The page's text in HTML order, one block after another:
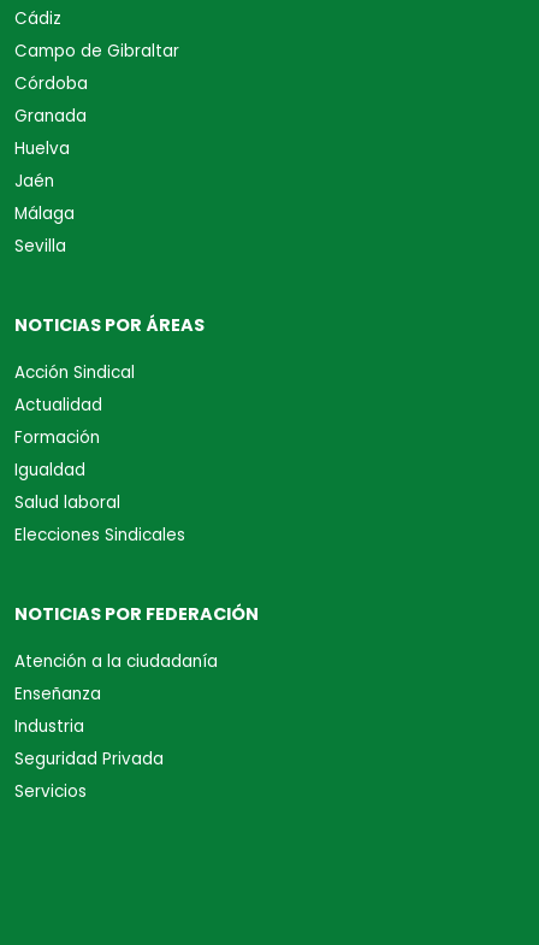
Cádiz
Campo de Gibraltar
Córdoba
Granada
Huelva
Jaén
Málaga
Sevilla
NOTICIAS POR ÁREAS
Acción Sindical
Actualidad
Formación
Igualdad
Salud laboral
Elecciones Sindicales
NOTICIAS POR FEDERACIÓN
Atención a la ciudadanía
Enseñanza
Industria
Seguridad Privada
Servicios